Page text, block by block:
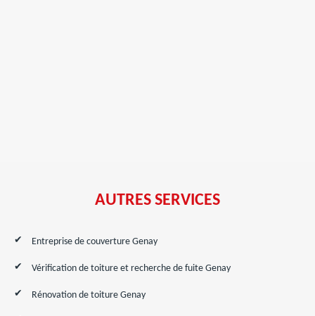
AUTRES SERVICES
Entreprise de couverture Genay
Vérification de toiture et recherche de fuite Genay
Rénovation de toiture Genay